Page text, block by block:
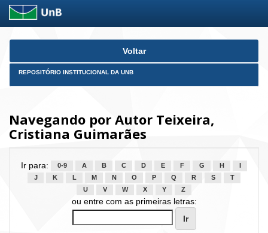
Skip
Voltar
REPOSITÓRIO INSTITUCIONAL DA UNB
Navegando por Autor Teixeira,
Cristiana Guimarães
Ir para: 0-9 A B C D E F G H
J
K L M N O P Q R S
T
U
V W X Y Z
ou entre com as primeiras letras: